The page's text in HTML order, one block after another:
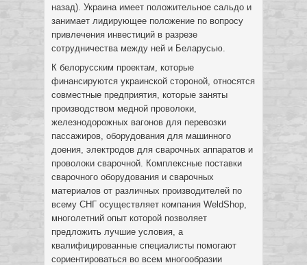
назад). Украина имеет положительное сальдо и
занимает лидирующее положение по вопросу
привлечения инвестиций в разрезе
сотрудничества между ней и Беларусью.
К белорусским проектам, которые
финансируются украинской стороной, относятся
совместные предприятия, которые заняты
производством медной проволоки,
железнодорожных вагонов для перевозки
пассажиров, оборудования для машинного
доения, электродов для сварочных аппаратов и
проволоки сварочной. Комплексные поставки
сварочного оборудования и сварочных
материалов от различных производителей по
всему СНГ осуществляет компания WeldShop,
многолетний опыт которой позволяет
предложить лучшие условия, а
квалифицированные специалисты помогают
сориентироваться во всем многообразии